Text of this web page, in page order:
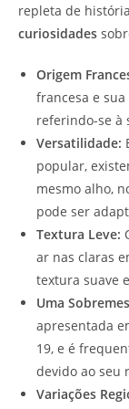
repleta de
curiosidades
Origem
francesa e
referindo-se à
Versatilidade:
popular,
mesmo alho,
pode ser
Textura Leve:
ar nas claras
textura suave
Uma
apresentada
19, e é
devido ao seu
Variações